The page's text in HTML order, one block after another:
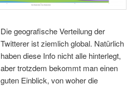
Die geografische Verteilung der
Twitterer ist ziemlich global. Natürlich
haben diese Info nicht alle hinterlegt,
aber trotzdem bekommt man einen
guten Einblick, von woher die